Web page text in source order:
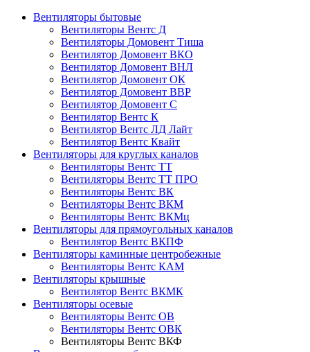
Вентиляторы бытовые
Вентиляторы Вентс Д
Вентиляторы Домовент Тиша
Вентилятор Домовент ВКО
Вентилятор Домовент ВНЛ
Вентилятор Домовент ОК
Вентилятор Домовент ВВР
Вентилятор Домовент С
Вентилятор Вентс К
Вентилятор Вентс ЛД Лайт
Вентилятор Вентс Квайт
Вентиляторы для круглых каналов
Вентиляторы Вентс ТТ
Вентиляторы Вентс ТТ ПРО
Вентиляторы Вентс ВК
Вентиляторы Вентс ВКМ
Вентиляторы Вентс ВКМц
Вентиляторы для прямоугольных каналов
Вентилятор Вентс ВКПФ
Вентиляторы каминные центробежные
Вентиляторы Вентс КАМ
Вентиляторы крышные
Вентилятор Вентс ВКМК
Вентиляторы осевые
Вентиляторы Вентс ОВ
Вентиляторы Вентс ОВК
Вентиляторы Вентс ВКФ